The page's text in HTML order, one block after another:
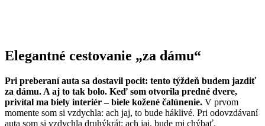
Elegantné cestovanie „za dámu“
Pri preberaní auta sa dostavil pocit: tento týždeň budem jazdiť
za dámu. A aj to tak bolo. Keď som otvorila predné dvere,
privítal ma biely interiér – biele kožené čalúnenie. V prvom
momente som si vzdychla: ach jaj, to bude háklivé. Pri odovzdávaní
auta som si vzdychla druhýkrát: ach jaj, bude mi chýbať.